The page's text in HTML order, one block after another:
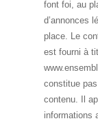
font foi, au
d’annonces
place. Le
est fourni à
constitue
contenu. Il
informations